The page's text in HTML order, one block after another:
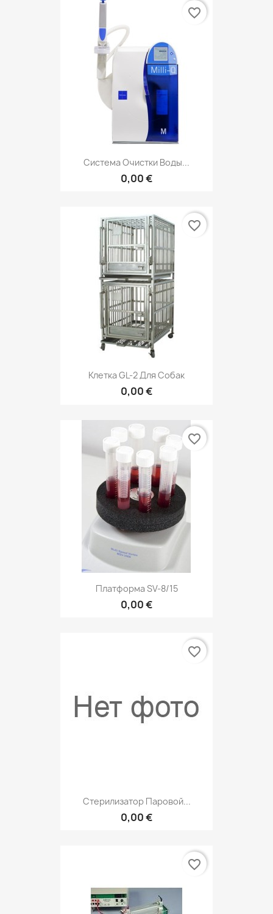
Система Очистки Воды...
0,00 €
favorite_border
Клетка GL-2 Для Собак
0,00 €
favorite_border
Платформа SV-8/15
0,00 €
favorite_border
Стерилизатор Паровой...
0,00 €
favorite_border
favorite_border